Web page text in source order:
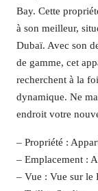
Bay. Cette
à son meilleur,
Dubaï. Avec son
de gamme, cet
recherchent à la
dynamique. Ne
endroit votre
– Propriété :
– Emplacement :
– Vue : Vue sur le